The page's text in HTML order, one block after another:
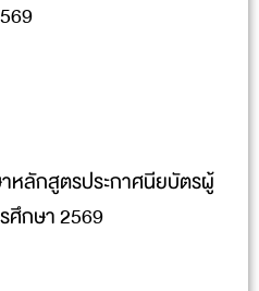
หลักสูตรประกาศนียบัตรผู้
ศึกษา 2569